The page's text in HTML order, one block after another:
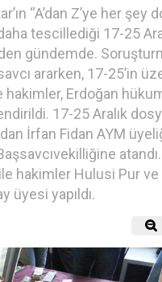
“A’dan Z’ye her şey
tescillediği 17-25
gündemde.
ararken, 17-25’in
hakimler, Erdoğan
17-25 Aralık
İrfan Fidan AYM
atandı.
hakimler Hulusi Pur
üyesi yapıldı.